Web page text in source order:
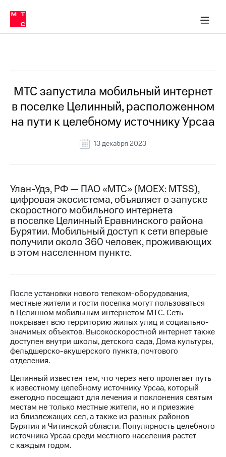
Медиа-центр
и акционерам
Устойчивое развитие
Комплаенс и деловая этика
компании
Карьера
История
компании
Руководство
информация
Контакты
Медиа-центр
Пресс-
релизы
МТС
о технологиях
Интервью
Финансовая
отчетность
Контакты
Новости
регионе
и акционерам
Корпоративное
управление
Корпоративный
секретарь
в МТС
Пресс-
релизы
МТС
о технологиях
МТС запустила мобильный интернет
в поселке Целинный, расположенном
на пути к целебному источнику Урсаа
13 декабря 2023
Улан-Удэ, РФ — ПАО «МТС» (MOEX: MTSS),
цифровая экосистема, объявляет о запуске
скоростного мобильного интернета
в поселке Целинный Еравнинского района
Бурятии. Мобильный доступ к сети впервые
получили около 360 человек, проживающих
в этом населенном пункте.
После установки нового телеком-оборудования,
местные жители и гости поселка могут пользоваться
в Целинном мобильным интернетом МТС. Сеть
покрывает всю территорию жилых улиц и социально-
значимых объектов. Высокоскоростной интернет также
доступен внутри школы, детского сада, Дома культуры,
фельдшерско-акушерского пункта, почтового
отделения.
Целинный известен тем, что через него пролегает путь
к известному целебному источнику Урсаа, который
ежегодно посещают для лечения и поклонения святым
местам не только местные жители, но и приезжие
из близлежащих сел, а также из разных районов
Бурятия и Читинской области. Популярность целебного
источника Урсаа среди местного населения растет
с каждым годом.